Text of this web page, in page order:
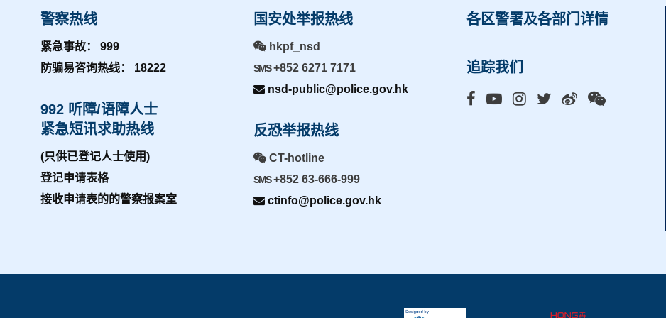
警察热线
紧急事故： 999
防骗易咨询热线： 18222
992 听障/语障人士
紧急短讯求助热线
(只供已登记人士使用)
登记申请表格
接收申请表的的警察报案室
国安处举报热线
hkpf_nsd
SMS+852 6271 7171
nsd-public@police.gov.hk
反恐举报热线
CT-hotline
SMS+852 63-666-999
ctinfo@police.gov.hk
各区警署及各部门详情
追踪我们